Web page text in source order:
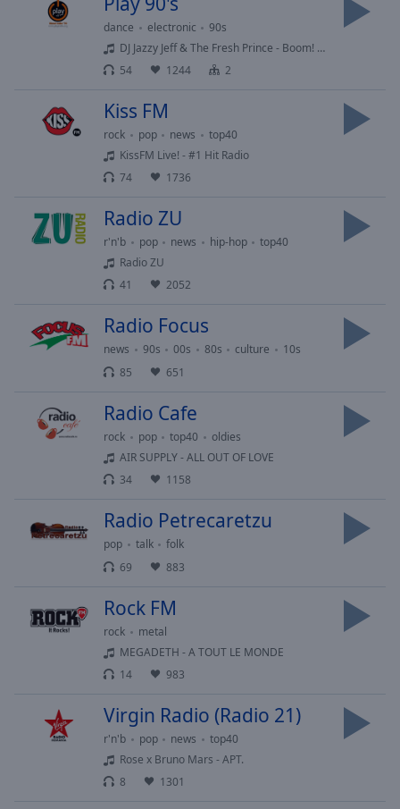
off,
subtitles
settings
subtitles
off,
Picture-
Beginning
Escape
window.
dance electronic
90s
DJ Jazzy Jeff & The Fresh Prince - Boom! Shake The Room
54
1244 2
Kiss FM
rock pop news
top40
KissFM Live! - #1 Hit Radio
74
1736
Radio ZU
r'n'b pop news hip-hop
top40
Radio ZU
41
2052
Radio Focus
news 90s 00s 80s culture
10s
85
651
Radio Cafe
rock pop top40
oldies
AIR SUPPLY - ALL OUT OF LOVE
34
1158
Radio Petrecaretzu
pop talk
folk
69
883
Rock FM
rock
metal
MEGADETH - A TOUT LE MONDE
14
983
Virgin Radio (Radio 21)
r'n'b pop news
top40
Rose x Bruno Mars - APT.
8
1301